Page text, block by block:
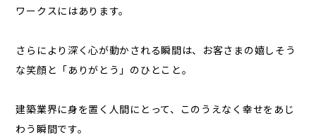
ワークスにはあります。
さらにより深く心が動かされる瞬間は、お客さまの嬉しそう
な笑顔と「ありがとう」のひとこと。
建築業界に身を置く人間にとって、このうえなく幸せをあじ
わう瞬間です。